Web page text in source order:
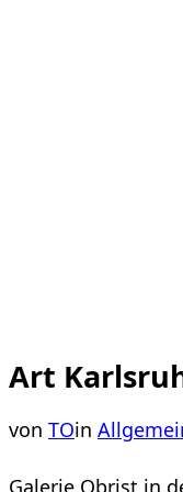
Art
von TOin